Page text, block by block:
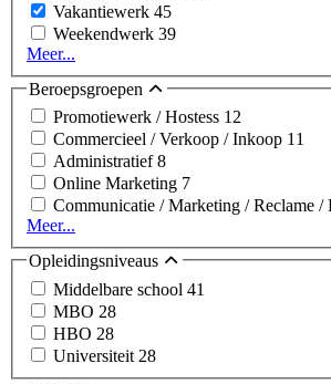
Vakantiewerk 45
Weekendwerk 39
Meer...
Beroepsgroepen
Promotiewerk / Hostess 12
Commercieel / Verkoop / Inkoop 11
Administratief8
Online Marketing 7
Communicatie / Marketing / Reclame /
Meer...
Opleidingsniveaus
Middelbare school 41
MBO 28
HBO 28
Universiteit 28